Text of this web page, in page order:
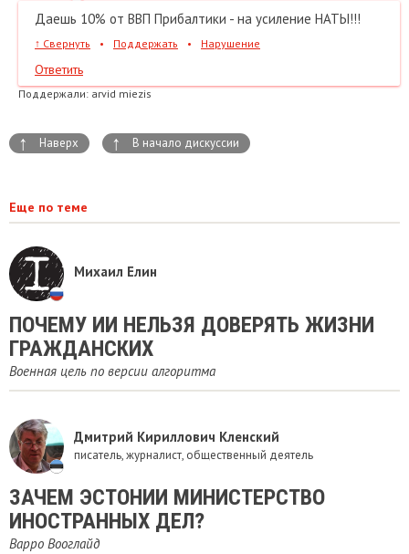
Даешь 10% от ВВП Прибалтики - на усиление НАТЫ!!!
↑ Свернуть • Поддержать • Нарушение
Ответить
Поддержали: arvid miezis
↑ Наверх ↑ В начало дискуссии
Еще по теме
Михаил Елин
ПОЧЕМУ ИИ НЕЛЬЗЯ ДОВЕРЯТЬ ЖИЗНИ
ГРАЖДАНСКИХ
Военная цель по версии алгоритма
Дмитрий Кириллович Кленский
писатель, журналист, общественный деятель
ЗАЧЕМ ЭСТОНИИ МИНИСТЕРСТВО
ИНОСТРАННЫХ ДЕЛ?
Варро Вооглайд